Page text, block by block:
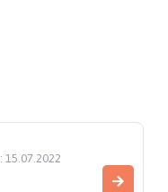
15.07.2022